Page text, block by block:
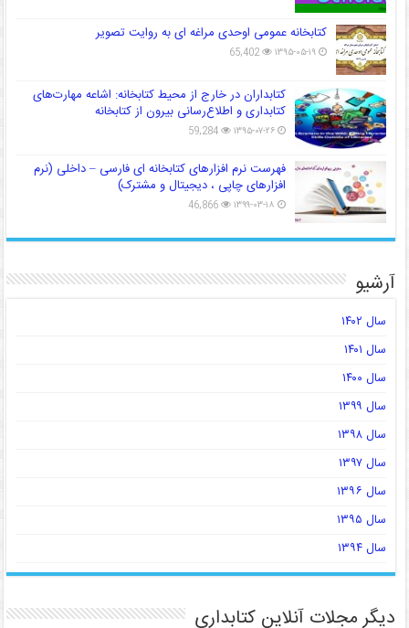
کتابخانه عمومی اوحدی مراغه ای به روایت تصویر
۱۳۹۵-۰۵-۱۹ 65,402
کتابداران در خارج از محیط کتابخانه: اشاعه مهارت‌های
کتابداری و اطلاع‌رسانی بیرون از کتابخانه
۱۳۹۵-۰۷-۲۶ 59,284
فهرست نرم افزارهای کتابخانه ای فارسی – داخلی (نرم
افزارهای چاپی ، دیجیتال و مشترک)
۱۳۹۹-۰۳-۱۸ 46,866
آرشیو
سال ۱۴۰۲
سال ۱۴۰۱
سال ۱۴۰۰
سال ۱۳۹۹
سال ۱۳۹۸
سال ۱۳۹۷
سال ۱۳۹۶
سال ۱۳۹۵
سال ۱۳۹۴
دیگر مجلات آنلاین کتابداری